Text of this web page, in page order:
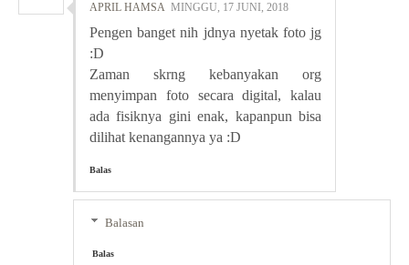
APRIL HAMSA MINGGU, 17 JUNI, 2018
Pengen banget nih jdnya nyetak foto jg
:D
Zaman skrng kebanyakan org
menyimpan foto secara digital, kalau
ada fisiknya gini enak, kapanpun bisa
dilihat kenangannya ya :D
Balas
Balasan
Balas